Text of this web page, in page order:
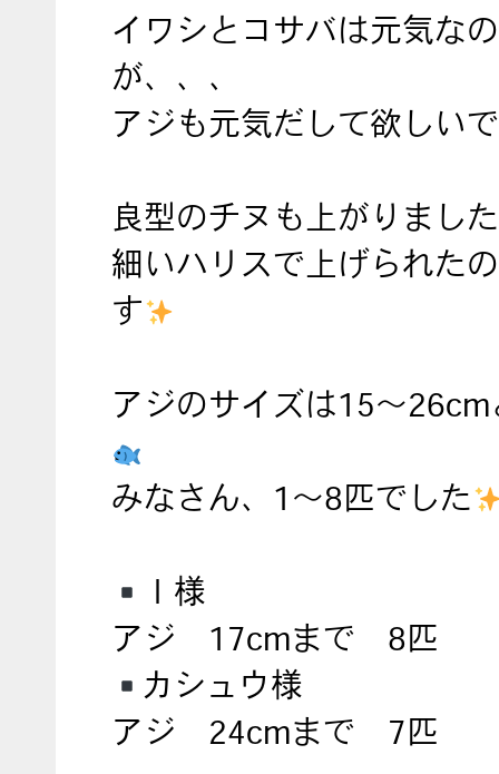
イワシとコサバは元気な
が、、、
アジも元気だして欲しい
良型のチヌも上がりました
細いハリスで上げられた
す
アジのサイズは15～26cm
みなさん、1～8匹でした
Ｉ様
アジ 17cmまで 8匹
カシュウ様
アジ 24cmまで 7匹